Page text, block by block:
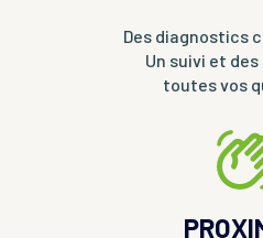
Des diagnostics
Un suivi et
toutes vos